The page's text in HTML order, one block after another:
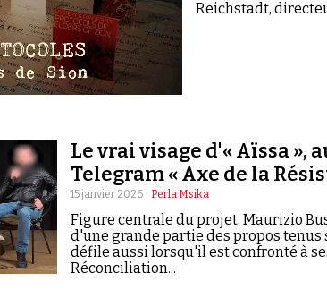
Reichstadt,
Le vrai visage d'« Aïssa »,
Telegram « Axe de la
15 janvier 2026 | Perla Msika
Figure centrale du projet, Maurizio
d'une grande partie des propos tenus
défile aussi lorsqu'il est confronté à
Réconciliation...